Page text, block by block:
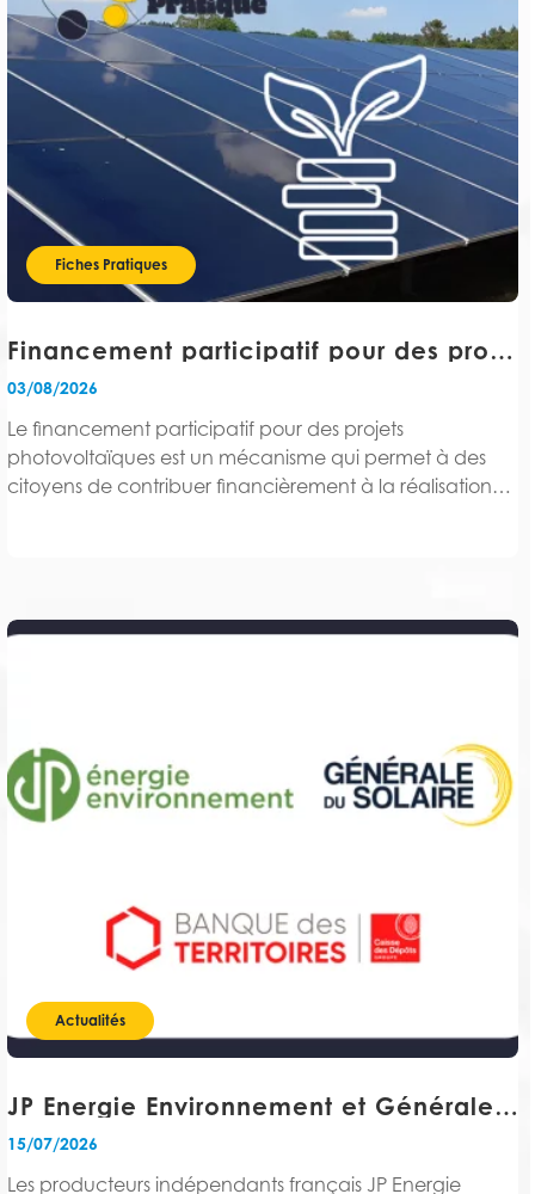
Fiches Pratiques
Financement participatif pour des projets photovoltaïques : comment ça fonctionne ?
03/08/2026
Le financement participatif pour des projets
photovoltaïques est un mécanisme qui permet à des
citoyens de contribuer financièrement à la réalisation
Actualités
JP Energie Environnement et Générale du Solaire, avec la Banque des Territoires, initient un projet de rapprochement en vue de créer un leader du marché européen des énergies renouvelables
15/07/2026
Les producteurs indépendants français JP Energie